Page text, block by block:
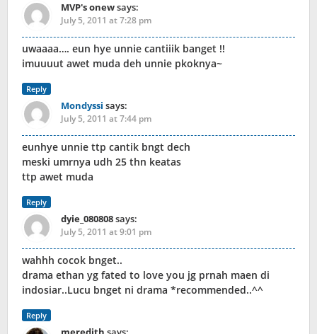
MVP's onewsays:
July 5, 2011 at 7:28 pm
uwaaaa…. eun hye unnie cantiiik banget !!
imuuuut awet muda deh unnie pkoknya~
Reply
Mondyssi says:
July 5, 2011 at 7:44 pm
eunhye unnie ttp cantik bngt dech
meski umrnya udh 25 thn keatas
ttp awet muda
Reply
dyie_080808says:
July 5, 2011 at 9:01 pm
wahhh cocok bnget..
drama ethan yg fated to love you jg prnah maen di
indosiar..Lucu bnget ni drama *recommended..^^
Reply